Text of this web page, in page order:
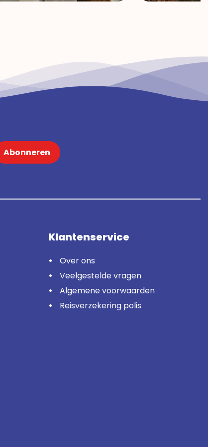
Abonneren
Klantenservice
Over ons
Veelgestelde vragen
Algemene voorwaarden
Reisverzekering polis